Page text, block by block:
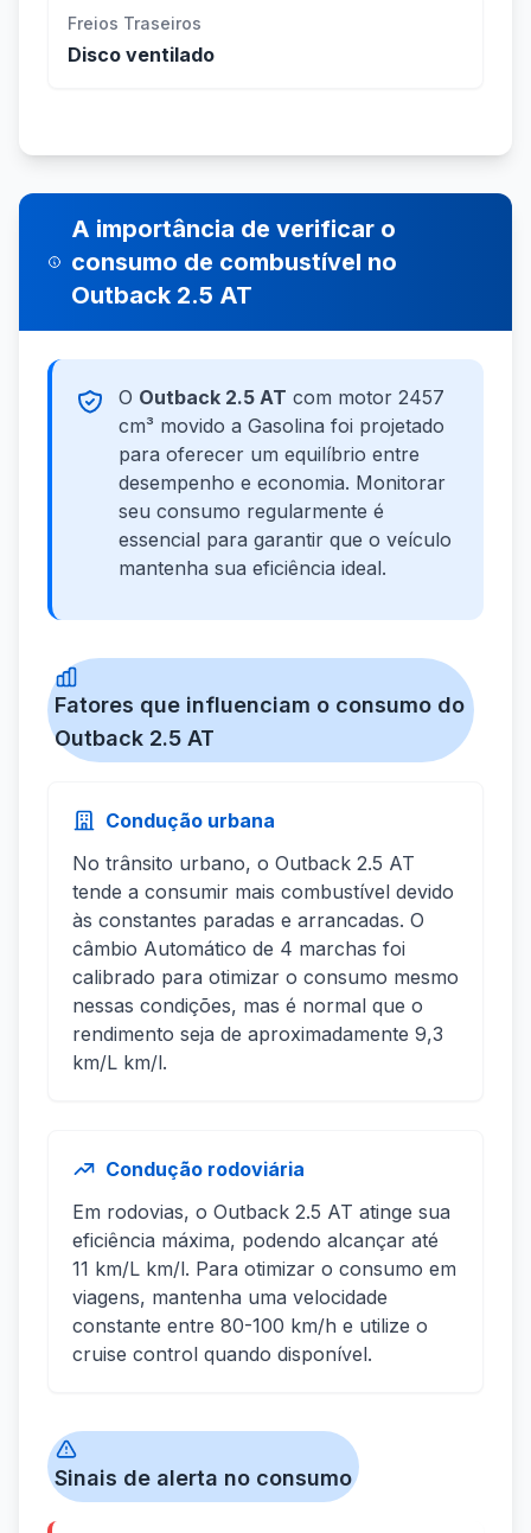
Freios Traseiros
Disco ventilado
A importância de verificar o
consumo de combustível no
Outback 2.5 AT
O Outback 2.5 AT com motor 2457
cm³ movido a Gasolina foi projetado
para oferecer um equilíbrio entre
desempenho e economia. Monitorar
seu consumo regularmente é
essencial para garantir que o veículo
mantenha sua eficiência ideal.
Fatores que influenciam o consumo do
Outback 2.5 AT
Condução urbana
No trânsito urbano, o Outback 2.5 AT
tende a consumir mais combustível devido
às constantes paradas e arrancadas. O
câmbio Automático de 4 marchas foi
calibrado para otimizar o consumo mesmo
nessas condições, mas é normal que o
rendimento seja de aproximadamente 9,3
km/L km/l.
Condução rodoviária
Em rodovias, o Outback 2.5 AT atinge sua
eficiência máxima, podendo alcançar até
11 km/L km/l. Para otimizar o consumo em
viagens, mantenha uma velocidade
constante entre 80-100 km/h e utilize o
cruise control quando disponível.
Sinais de alerta no consumo